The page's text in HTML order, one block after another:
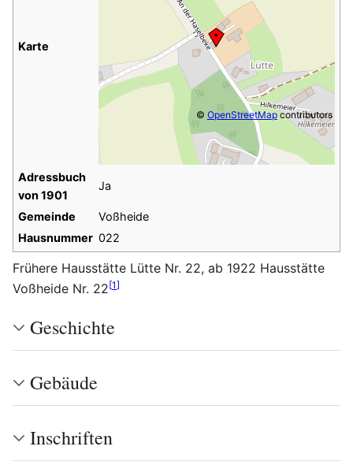
Karte
© OpenStreetMapcontributors
Adressbuch
von 1901
Ja
Gemeinde
Voßheide
Hausnummer 022
Frühere Hausstätte Lütte Nr. 22, ab 1922 Hausstätte
Voßheide Nr. 22[1]
Geschichte
Gebäude
Inschriften